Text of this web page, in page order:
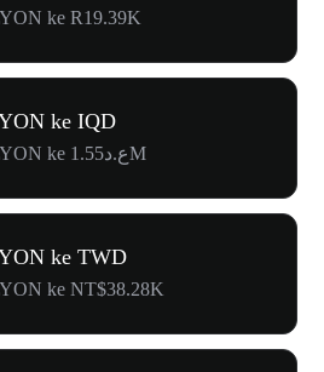
ke R19.39K
ke IQD
konversi 1 LLYON ke ع.د1.55M
ke TWD
ke NT$38.28K